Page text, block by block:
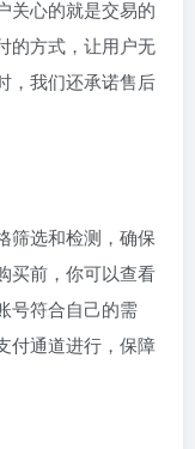
关心的就是交易的
的方式，让用户无
，我们还承诺售后
筛选和检测，确保
买前，你可以查看
号符合自己的需
付通道进行，保障